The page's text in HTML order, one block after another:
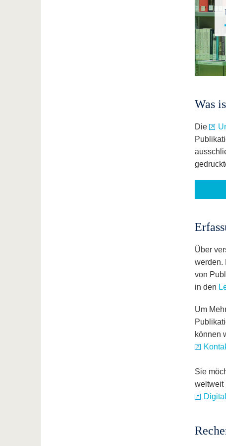
Was
Die
Über
werden.
von
in den
Um
können
Sie
weltweit